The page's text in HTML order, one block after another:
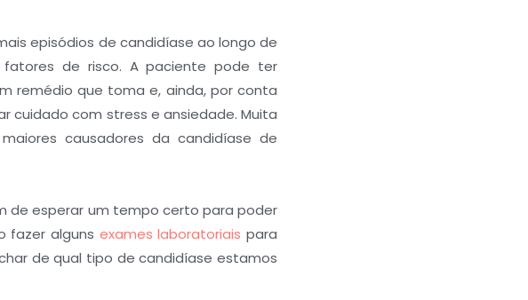
episódios de candidíase ao longo de
de risco. A paciente pode ter
remédio que toma e, ainda, por conta
cuidado com stress e ansiedade. Muita
causadores da candidíase de
de esperar um tempo certo para poder
fazer alguns exames laboratoriais para
de qual tipo de candidíase estamos